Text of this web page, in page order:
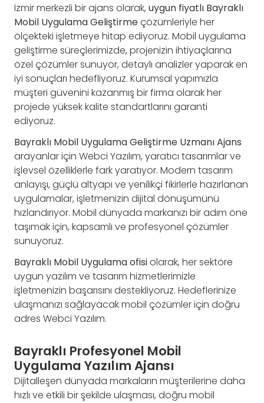
İzmir merkezli bir ajans olarak, uygun fiyatlı Bayraklı
Mobil Uygulama Geliştirmeçözümleriyle her
ölçekteki işletmeye hitap ediyoruz. Mobil uygulama
geliştirme süreçlerimizde, projenizin ihtiyaçlarına
özel çözümler sunuyor, detaylı analizler yaparak en
iyi sonuçları hedefliyoruz. Kurumsal yapımızla
müşteri güvenini kazanmış bir firma olarak her
projede yüksek kalite standartlarını garanti
ediyoruz.
Bayraklı Mobil Uygulama Geliştirme Uzmanı Ajans
arayanlar için Webci Yazılım, yaratıcı tasarımlar ve
işlevsel özelliklerle fark yaratıyor. Modern tasarım
anlayışı, güçlü altyapı ve yenilikçi fikirlerle hazırlanan
uygulamalar, işletmenizin dijital dönüşümünü
hızlandırıyor. Mobil dünyada markanızı bir adım öne
taşımak için, kapsamlı ve profesyonel çözümler
sunuyoruz.
Bayraklı Mobil Uygulama ofisiolarak, her sektöre
uygun yazılım ve tasarım hizmetlerimizle
işletmenizin başarısını destekliyoruz. Hedeflerinize
ulaşmanızı sağlayacak mobil çözümler için doğru
adres Webci Yazılım.
Bayraklı Profesyonel Mobil
Uygulama Yazılım Ajansı
Dijitalleşen dünyada markaların müşterilerine daha
hızlı ve etkili bir şekilde ulaşması, doğru mobil